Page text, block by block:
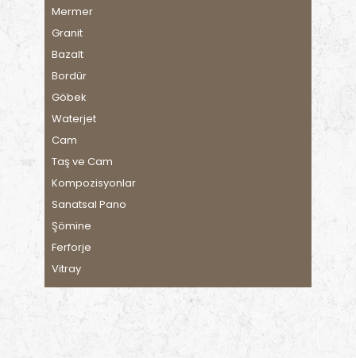
Mermer
Granit
Bazalt
Bordür
Göbek
Waterjet
Cam
Taş ve Cam
Kompozisyonlar
Sanatsal Pano
Şömine
Ferforje
Vitray